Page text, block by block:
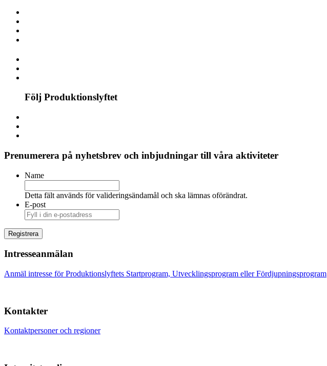
Följ Produktionslyftet
Prenumerera på nyhetsbrev och inbjudningar till våra aktiviteter
Name
Detta fält används för valideringsändamål och ska lämnas oförändrat.
E-post
Intresseanmälan
Anmäl intresse för Produktionslyftets Startprogram, Utvecklingsprogram eller Fördjupningsprogram
Kontakter
Kontaktpersoner och regioner